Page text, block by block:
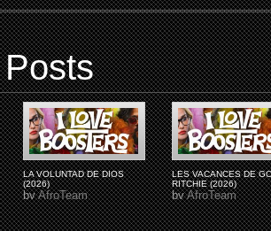
LA VOLUNTAD DE DIOS
(2026)
byAfroTeam
LES VACANCES DE
RITCHIE (2026)
byAfroTeam